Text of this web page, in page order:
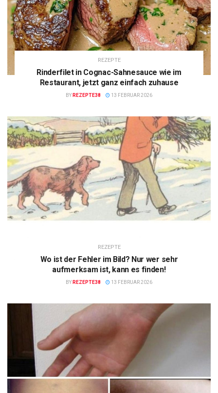
REZEPTE
Rinderfilet in Cognac-Sahnesauce wie im
Restaurant, jetzt ganz einfach zuhause
BY REZEPTE38 13 FEBRUAR 2026
REZEPTE
Wo ist der Fehler im Bild? Nur wer sehr
aufmerksam ist, kann es finden!
BY REZEPTE38 13 FEBRUAR 2026